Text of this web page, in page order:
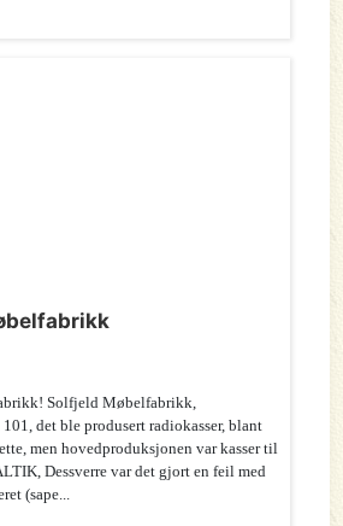
Solfjeld Møbelfabrikk,
det ble produsert radiokasser, blant
men hovedproduksjonen var kasser til
Dessverre var det gjort en feil med
(sape...